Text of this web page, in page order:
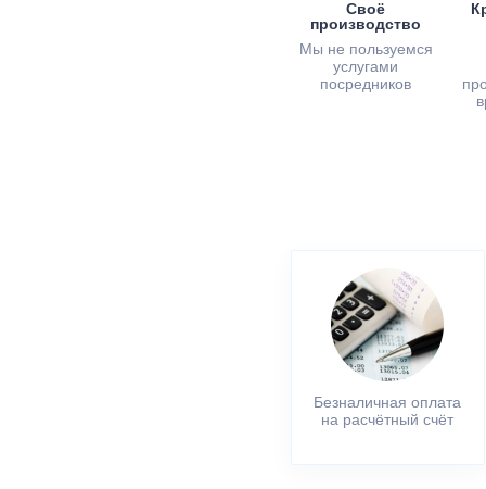
Своё
производство
Мы не пользуемся
услугами
посредников
Безналичная оплата
на расчётный счёт